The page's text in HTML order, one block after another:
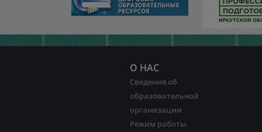
О НАС
Сведения об
образовательной
организации
Режим работы